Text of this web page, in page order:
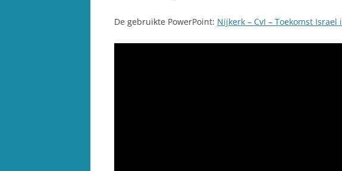
De gebruikte PowerPoint: Nijkerk – CvI – Toekomst Israel